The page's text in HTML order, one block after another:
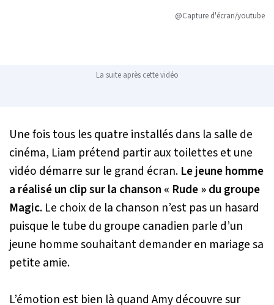
@Capture d'écran/youtube
La suite après cette vidéo
Une fois tous les quatre installés dans la salle de
cinéma, Liam prétend partir aux toilettes et une
vidéo démarre sur le grand écran. Le jeune homme
a réalisé un clip sur la chanson « Rude »du groupe
Magic. Le choix de la chanson n’est pas un hasard
puisque le tube du groupe canadien parle d’un
jeune homme souhaitant demander en mariage sa
petite amie.
L’émotion est bien là quand Amy découvre sur